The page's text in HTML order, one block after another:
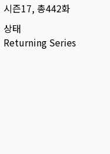
시즌17, 총442화
상태
Returning Series